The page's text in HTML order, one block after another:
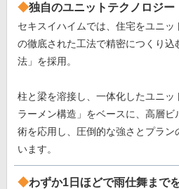
独自のユニットテクノロジー
セキスイハイムでは、住宅をユニ
の徹底された工法で精密につくり込
法」を採用。
柱と梁を溶接し、一体化したユニッ
ラーメン構造」をベースに、高層
術を応用し、圧倒的な強さとプラン
います。
わずか1日ほどで雨仕舞まで